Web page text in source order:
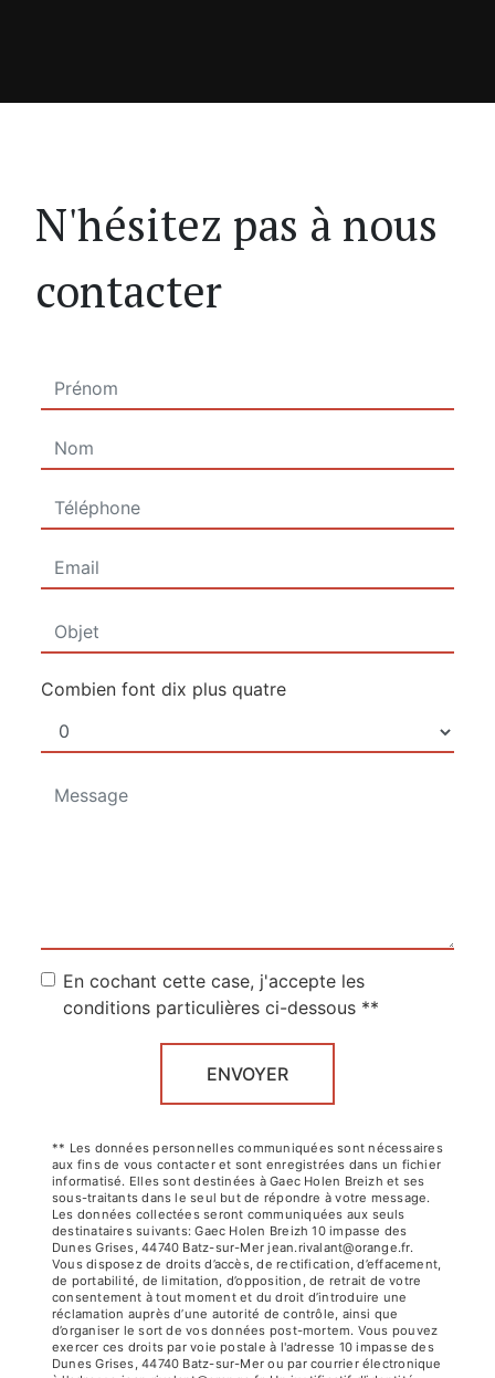
N'hésitez pas à nous
contacter
Combien font dix plus quatre
En cochant cette case, j'accepte les
conditions particulières ci-dessous **
ENVOYER
** Les données personnelles communiquées sont nécessaires
aux fins de vous contacter et sont enregistrées dans un fichier
informatisé. Elles sont destinées à Gaec Holen Breizh et ses
sous-traitants dans le seul but de répondre à votre message.
Les données collectées seront communiquées aux seuls
destinataires suivants: Gaec Holen Breizh 10 impasse des
Dunes Grises, 44740 Batz-sur-Mer jean.rivalant@orange.fr.
Vous disposez de droits d’accès, de rectification, d’effacement,
de portabilité, de limitation, d’opposition, de retrait de votre
consentement à tout moment et du droit d’introduire une
réclamation auprès d’une autorité de contrôle, ainsi que
d’organiser le sort de vos données post-mortem. Vous pouvez
exercer ces droits par voie postale à l'adresse 10 impasse des
Dunes Grises, 44740 Batz-sur-Mer ou par courrier électronique